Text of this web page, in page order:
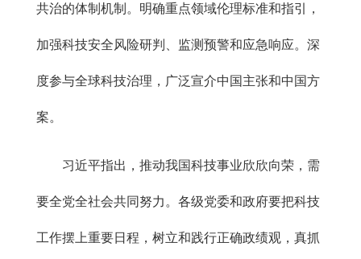
共治的体制机制。明确重点领域伦理标准和指引，
加强科技安全风险研判、监测预警和应急响应。深
度参与全球科技治理，广泛宣介中国主张和中国方
案。
习近平指出，推动我国科技事业欣欣向荣，需
要全党全社会共同努力。各级党委和政府要把科技
工作摆上重要日程，树立和践行正确政绩观，真抓